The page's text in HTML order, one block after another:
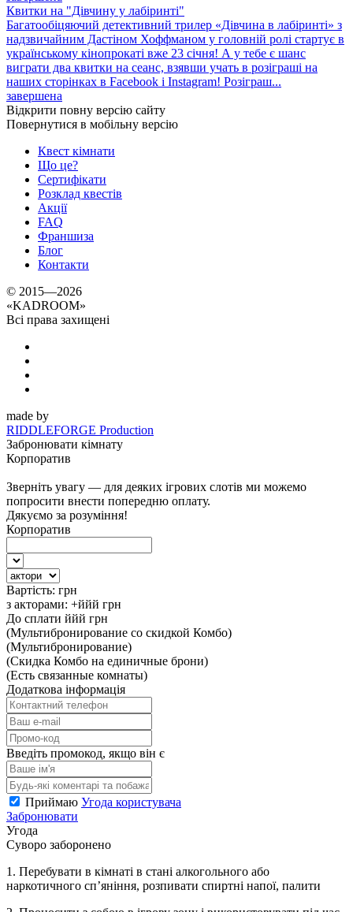
Квитки на "Дівчину у лабіринті"
Багатообіцяючий детективний трилер «Дівчина в лабіринті» з
надзвичайним Дастіном Хоффманом у головній ролі стартує в
українському кінопрокаті вже 23 січня! А у тебе є шанс
виграти два квитки на сеанс, взявши учать в розіграші на
наших сторінках в Facebook і Instagram! Розіграш...
завершена
Відкрити повну версію сайту
Повернутися в мобільну версію
Квест кімнати
Що це?
Сертифікати
Розклад квестів
Акції
FAQ
Франшиза
Блог
Контакти
© 2015—2026
«KADROOM»
Всі права захищені
made by
RIDDLEFORGE Production
Забронювати кімнату
Корпоратив
Зверніть увагу — для деяких ігрових слотів ми можемо
попросити внести попередню оплату.
Дякуємо за розуміння!
Корпоратив
Вартість: грн
з акторами: +ййй грн
До сплати ййй грн
(Мультибронирование со скидкой Комбо)
(Мультибронирование)
(Скидка Комбо на единичные брони)
(Есть связанные комнаты)
Додаткова інформація
Введіть промокод, якщо він є
Приймаю Угода користувача
Забронювати
Угода
Суворо заборонено
1. Перебувати в кімнаті в стані алкогольного або
наркотичного сп’яніння, розпивати спиртні напої, палити